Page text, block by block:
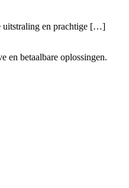
uitstraling en prachtige […]
en betaalbare oplossingen.